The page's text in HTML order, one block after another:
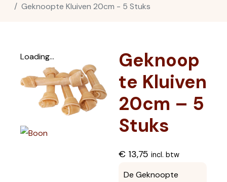
Geknoopte Kluiven 20cm - 5 Stuks
Loading...
Geknoop
te Kluiven
20cm – 5
Stuks
€ 13,75 incl. btw
De Geknoopte